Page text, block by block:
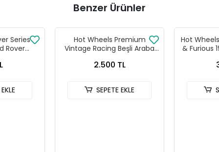
Benzer Ürünler
Series
Rover
Hot Wheels Premium
Vintage Racing Beşli Araba
2.500 TL
SEPETE EKLE
Hot
& Furious